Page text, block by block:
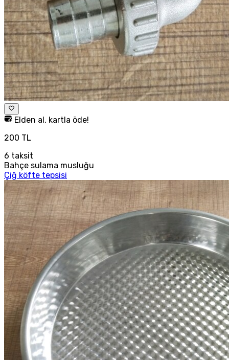
Elden al, kartla öde!
200 TL
6 taksit
Bahçe sulama musluğu
Çiğ köfte tepsisi